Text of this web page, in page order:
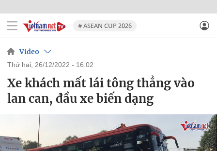
# ASEAN CUP 2026
Video
thứ hai, 26/12/2022 - 16:02
Xe khách mất lái tông thẳng vào
lan can, đầu xe biến dạng